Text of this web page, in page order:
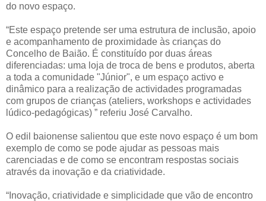
do novo espaço.
“Este espaço pretende ser uma estrutura de inclusão, apoio
e acompanhamento de proximidade às crianças do
Concelho de Baião. É constituído por duas áreas
diferenciadas: uma loja de troca de bens e produtos, aberta
a toda a comunidade "Júnior", e um espaço activo e
dinâmico para a realização de actividades programadas
com grupos de crianças (ateliers, workshops e actividades
lúdico-pedagógicas) ” referiu José Carvalho.
O edil baionense salientou que este novo espaço é um bom
exemplo de como se pode ajudar as pessoas mais
carenciadas e de como se encontram respostas sociais
através da inovação e da criatividade.
“Inovação, criatividade e simplicidade que vão de encontro